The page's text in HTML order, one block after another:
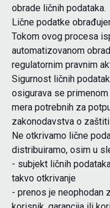
obrade ličnih podataka.
Lične podatke
Tokom ovog procesa
automatizovanom
regulatornim pravnim
Sigurnost ličnih
osigurava se
mera potrebnih za
zakonodavstva o
Ne otkrivamo lične
distribuiramo, osim u
- subjekt ličnih
takvo otkrivanje
- prenos je neophodan